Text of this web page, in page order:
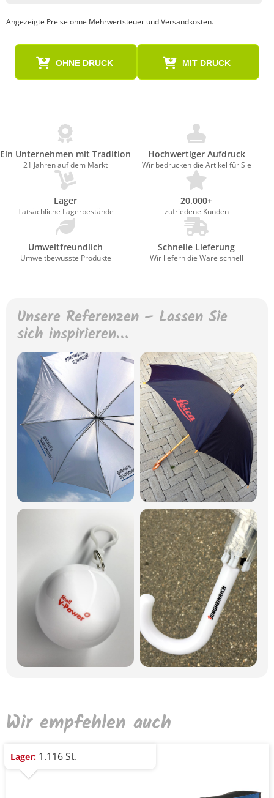
Angezeigte Preise ohne Mehrwertsteuer und Versandkosten.
OHNE DRUCK MIT DRUCK
Ein Unternehmen mit Tradition
21 Jahren auf dem Markt
Hochwertiger Aufdruck
Wir bedrucken die Artikel für Sie
Lager
Tatsächliche Lagerbestände
20.000+
zufriedene Kunden
Umweltfreundlich
Umweltbewusste Produkte
Schnelle Lieferung
Wir liefern die Ware schnell
Unsere Referenzen – Lassen Sie
sich inspirieren…
Wir empfehlen auch
Lager: 1.116 St.